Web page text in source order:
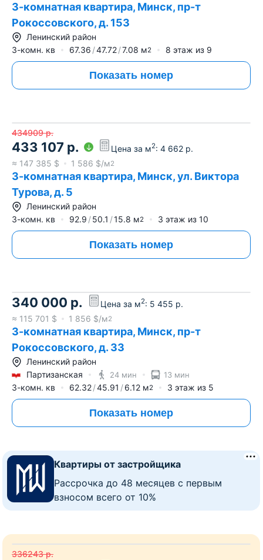
3-комнатная квартира, Минск, пр-т
Рокоссовского, д. 153
Ленинский район
3-комн. кв
67.36 47.72 7.08 м2 8 этаж из 9
Показать номер
434909 р.
433 107 р. Цена за м2: 4 662 р.
≈ 147 385 $ 1 586 $/м2
3-комнатная квартира, Минск, ул. Виктора
Турова, д. 5
Ленинский район
3-комн. кв
92.9 50.1 15.8 м2 3 этаж из 10
Показать номер
340 000 р. Цена за м2: 5 455 р.
≈ 115 701 $ 1 856 $/м2
3-комнатная квартира, Минск, пр-т
Рокоссовского, д. 33
Ленинский район
Партизанская
24 мин 13 мин
3-комн. кв 62.32 45.91 6.12 м2 3 этаж из 5
Показать номер
336243 р.
Квартиры от застройщика
Рассрочка до 48 месяцев с первым
взносом всего от 10%